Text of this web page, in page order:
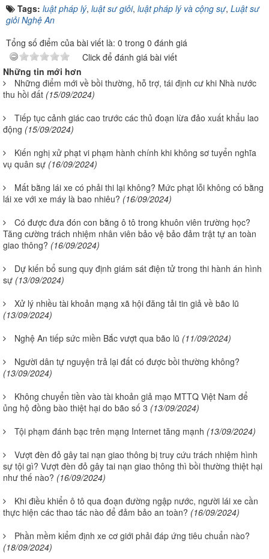
Tags: luật pháp lý, luật sư giỏi, luật pháp lý và cộng sự, Luật sư
giỏi Nghệ An
Tổng số điểm của bài viết là: 0 trong 0 đánh giá
Click để đánh giá bài viết
Những tin mới hơn
Những điểm mới về bồi thường, hỗ trợ, tái định cư khi Nhà nước
thu hồi đất (15/09/2024)
Tiếp tục cảnh giác cao trước các thủ đoạn lừa đảo xuất khẩu lao
động (15/09/2024)
Kiến nghị xử phạt vi phạm hành chính khi không sơ tuyển nghĩa
vụ quân sự (16/09/2024)
Mất bằng lái xe có phải thi lại không? Mức phạt lỗi không có bằng
lái xe với xe máy là bao nhiêu? (16/09/2024)
Có được đưa đón con bằng ô tô trong khuôn viên trường học?
Tăng cường trách nhiệm nhân viên bảo vệ bảo đảm trật tự an toàn
giao thông? (16/09/2024)
Dự kiến bổ sung quy định giám sát điện tử trong thi hành án hình
sự (13/09/2024)
Xử lý nhiều tài khoản mạng xã hội đăng tải tin giả về bão lũ
(13/09/2024)
Nghệ An tiếp sức miền Bắc vượt qua bão lũ (11/09/2024)
Người dân tự nguyện trả lại đất có được bồi thường không?
(13/09/2024)
Không chuyển tiền vào tài khoản giả mạo MTTQ Việt Nam để
ủng hộ đồng bào thiệt hại do bão số 3 (13/09/2024)
Tội phạm đánh bạc trên mạng Internet tăng mạnh (13/09/2024)
Vượt đèn đỏ gây tai nạn giao thông bị truy cứu trách nhiệm hình
sự tội gì? Vượt đèn đỏ gây tai nạn giao thông thì bồi thường thiệt hại
như thế nào? (16/09/2024)
Khi điều khiển ô tô qua đoạn đường ngập nước, người lái xe cần
thực hiện các thao tác nào để đảm bảo an toàn? (16/09/2024)
Phần mềm kiểm định xe cơ giới phải đáp ứng tiêu chuẩn nào?
(18/09/2024)